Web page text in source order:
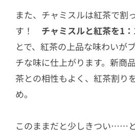
また、チャミスルは紅茶で割
す！ チャミスルと紅茶を1
とで、紅茶の上品な味わいが
チな味に仕上がります。新商
茶との相性もよく、紅茶割り
め。
このままだと少しきつい……